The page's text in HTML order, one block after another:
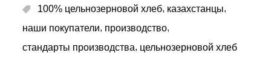
100% цельнозерновой хлеб, казахстанцы,
наши покупатели, производство,
стандарты производства, цельнозерновой хлеб